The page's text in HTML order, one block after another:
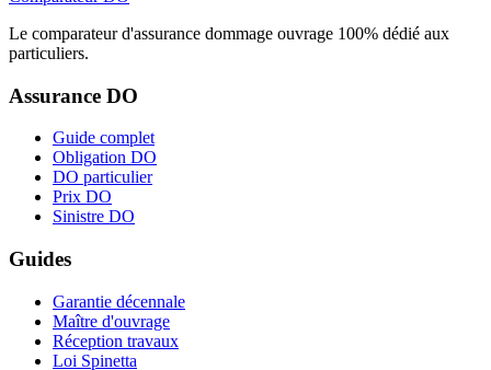
Le comparateur d'assurance dommage ouvrage 100% dédié aux
particuliers.
Assurance DO
Guide complet
Obligation DO
DO particulier
Prix DO
Sinistre DO
Guides
Garantie décennale
Maître d'ouvrage
Réception travaux
Loi Spinetta